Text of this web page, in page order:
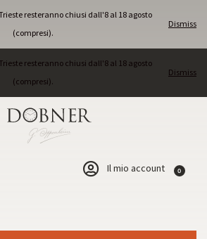
resteranno chiusi dall'8 al 18 agosto
(compresi).
Dismiss
resteranno chiusi dall'8 al 18 agosto
(compresi).
Dismiss
Il mio account 0